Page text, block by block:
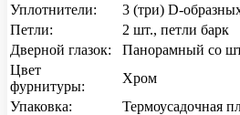
Уплотнители:
3 (три) D-
Петли:
2 шт., петли барк
Дверной глазок:
Панорамный со
Цвет
фурнитуры:
Хром
Упаковка:
Термоусадочная